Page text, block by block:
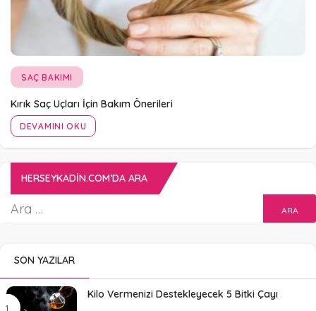
SAÇ BAKIMI
Kırık Saç Uçları İçin Bakım Önerileri
DEVAMINI OKU
HERSEYKADIN.COM’DA ARA
SON YAZILAR
Kilo Vermenizi Destekleyecek 5 Bitki Çayı